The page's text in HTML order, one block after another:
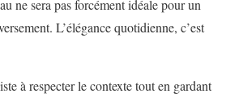
ne sera pas forcément idéale pour un
L’élégance quotidienne, c’est
à respecter le contexte tout en gardant